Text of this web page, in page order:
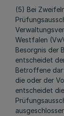
(5) Bei
Westfalen
Besorgnis der
entscheidet
Betroffene
die oder der
entscheidet